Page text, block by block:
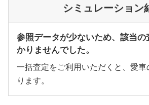
シミュレーション
参照データが少ないため、該当の
かりませんでした。
一括査定をご利用いただくと、愛
ります。